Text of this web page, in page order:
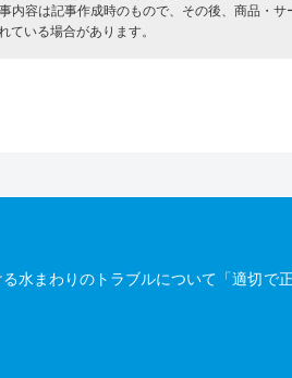
容は記事作成時のもので、その後、商品・サ
いる場合があります。
水まわりのトラブルについて「適切で